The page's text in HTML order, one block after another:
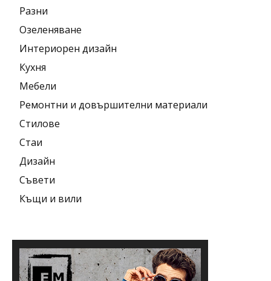
Разни
Озеленяване
Интериорен дизайн
Кухня
Мебели
Ремонтни и довършителни материали
Стилове
Стаи
Дизайн
Съвети
Къщи и вили